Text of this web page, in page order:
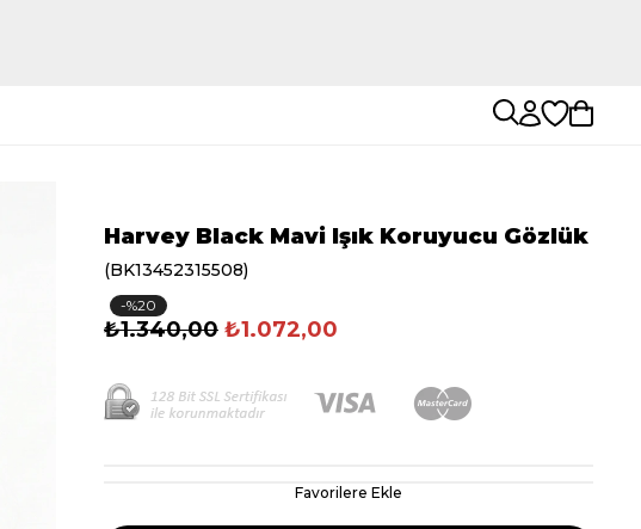
Harvey Black Mavi Işık Koruyucu Gözlük
(BK13452315508)
20
₺1.340,00 ₺1.072,00
Favorilere Ekle